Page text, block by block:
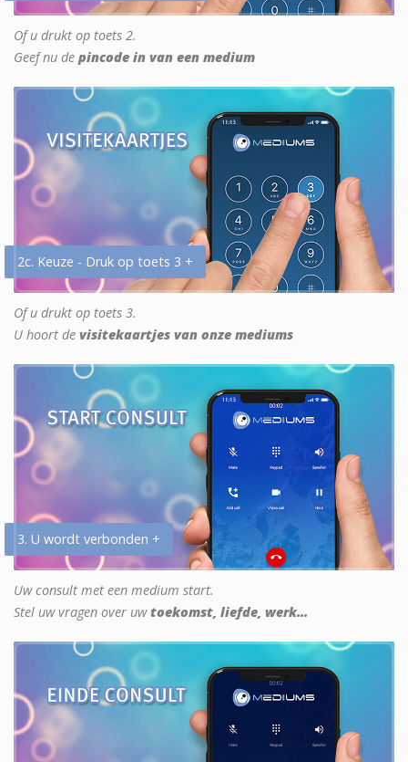
Of u drukt op toets 2.
Geef nu de pincode in van een medium
2c. Keuze - Druk op toets 3 +
Of u drukt op toets 3.
U hoort de visitekaartjes van onze mediums
3. U wordt verbonden +
Uw consult met een medium start.
Stel uw vragen over uwtoekomst, liefde, werk...